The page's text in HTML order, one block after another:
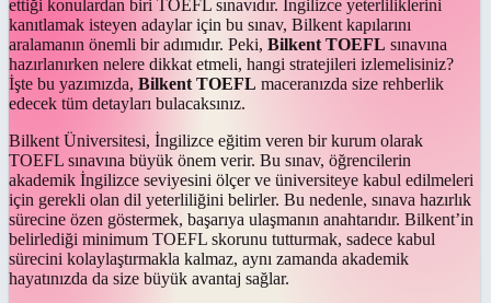
ettiği konulardan biri TOEFL sınavıdır. İngilizce yeterliliklerini
kanıtlamak isteyen adaylar için bu sınav, Bilkent kapılarını
aralamanın önemli bir adımıdır. Peki, Bilkent TOEFL sınavına
hazırlanırken nelere dikkat etmeli, hangi stratejileri izlemelisiniz?
İşte bu yazımızda, Bilkent TOEFL maceranızda size rehberlik
edecek tüm detayları bulacaksınız.
Bilkent Üniversitesi, İngilizce eğitim veren bir kurum olarak
TOEFL sınavına büyük önem verir. Bu sınav, öğrencilerin
akademik İngilizce seviyesini ölçer ve üniversiteye kabul edilmeleri
için gerekli olan dil yeterliliğini belirler. Bu nedenle, sınava hazırlık
sürecine özen göstermek, başarıya ulaşmanın anahtarıdır. Bilkent’in
belirlediği minimum TOEFL skorunu tutturmak, sadece kabul
sürecini kolaylaştırmakla kalmaz, aynı zamanda akademik
hayatınızda da size büyük avantaj sağlar.